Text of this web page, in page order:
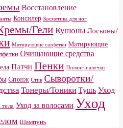
Восстановление
Консилер Косметика для ног
Гели Кушоны Лосьоны/
Матирующие салфетки Матирующие
Очищающие средства
Патчи Пенки Пилинг-палочки
Спонж Стик Сыворотки/
Тонеры/Тоники Тушь Уход
Уход за волосами Уход
Шампунь